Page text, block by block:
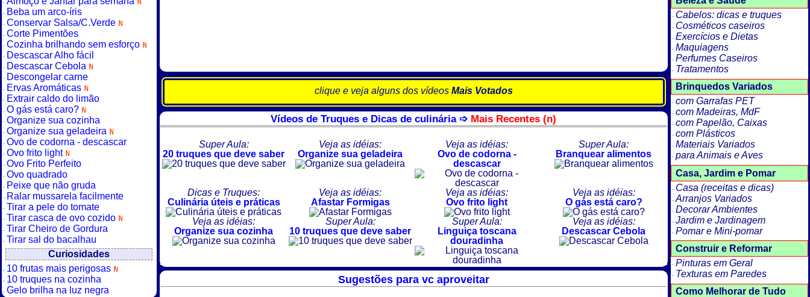
Beba um arco-íris
Conservar Salsa/C.Verde
Corte Pimentões
Cozinha brilhando sem esforço
Descascar Alho fácil
Descascar Cebola
Descongelar carne
Ervas Aromáticas
Extrair caldo do limão
O gás está caro?
Organize sua cozinha
Organize sua geladeira
Ovo de codorna - descascar
Ovo frito light
Ovo Frito Perfeito
Ovo quadrado
Peixe que não gruda
Ralar mussarela facilmente
Tirar a pele do tomate
Tirar casca de ovo cozido
Tirar Cheiro de Gordura
Tirar sal do bacalhau
Curiosidades
10 frutas mais perigosas
10 truques na cozinha
Gelo brilha na luz negra
clique e veja alguns dos vídeos Mais Votados
Vídeos de Truques e Dicas de culinária ➩ Mais Recentes (n)
Super Aula:
20 truques que deve saber
Veja as idéias:
Organize sua geladeira
Veja as idéias:
Ovo de codorna -
descascar
Super Aula:
Branquear alimentos
Dicas e Truques:
Culinária úteis e práticas
Veja as idéias:
Afastar Formigas
Veja as idéias:
Ovo frito light
Veja as idéias:
O gás está caro?
Veja as idéias:
Organize sua cozinha
Super Aula:
10 truques que deve saber
Super Aula:
Linguiça toscana
douradinha
Veja as idéias:
Descascar Cebola
Sugestões para vc aproveitar
Cabelos: dicas e truques
Cosméticos caseiros
Exercícios e Dietas
Maquiagens
Perfumes Caseiros
Tratamentos
Brinquedos Variados
com Garrafas PET
com Madeiras, MdF
com Papelão, Caixas
com Plásticos
Materiais Variados
para Animais e Aves
Casa, Jardim e Pomar
Casa (receitas e dicas)
Arranjos Variados
Decorar Ambientes
Jardim e Jardinagem
Pomar e Mini-pomar
Construir e Reformar
Pinturas em Geral
Texturas em Paredes
Como Melhorar de Tudo